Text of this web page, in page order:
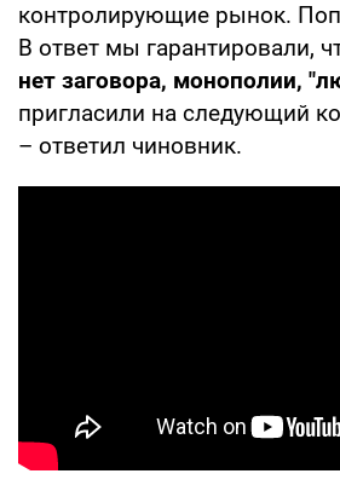
контролирующие рынок.
В ответ мы гарантировали,
нет заговора, монополии,
пригласили на следующий
– ответил чиновник.